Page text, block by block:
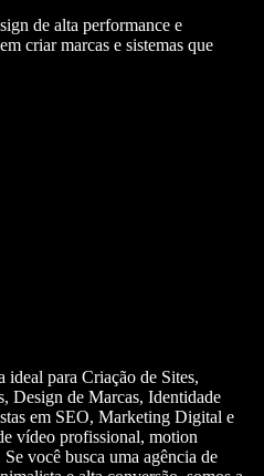
de alta performance e
criar marcas e sistemas que
ideal para Criação de Sites,
Design de Marcas, Identidade
em SEO, Marketing Digital e
vídeo profissional, motion
você busca uma agência de